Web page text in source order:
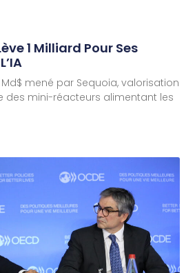
1 Milliard Pour Ses
mené par Sequoia, valorisation
des mini-réacteurs alimentant les